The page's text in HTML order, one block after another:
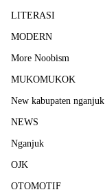
LITERASI
MODERN
More Noobism
MUKOMUKOK
New kabupaten nganjuk
NEWS
Nganjuk
OJK
OTOMOTIF